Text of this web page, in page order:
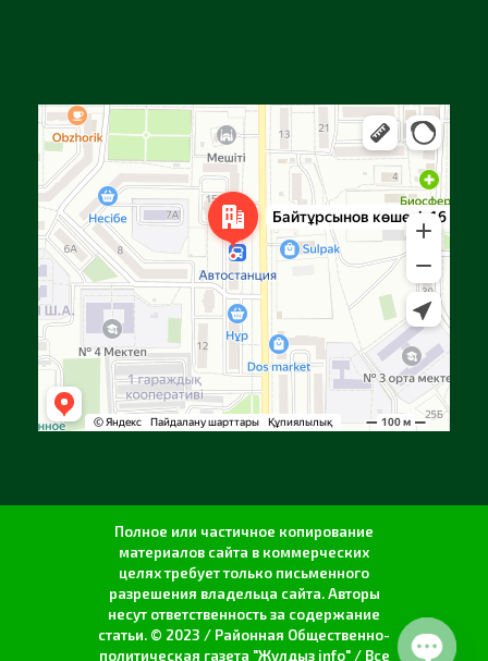
Улица Байтурсынова, 16 — Яндекс Карты
Полное или частичное копирование
материалов сайта в коммерческих
целях требует только письменного
разрешения владельца сайта. Авторы
несут ответственность за содержание
статьи. © 2023 / Районная Общественно-
политическая газета "Жулдыз info" / Все